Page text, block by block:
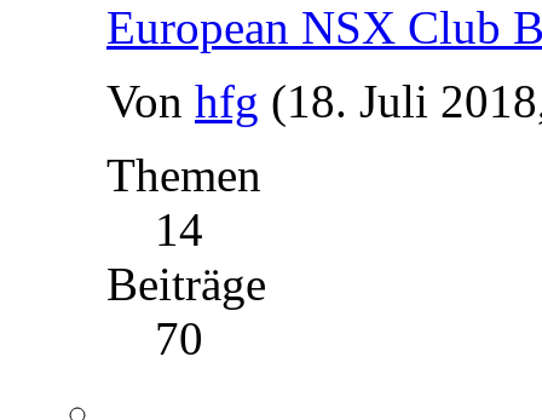
European NSX Club
Von hfg (18. Juli
Themen
14
Beiträge
70